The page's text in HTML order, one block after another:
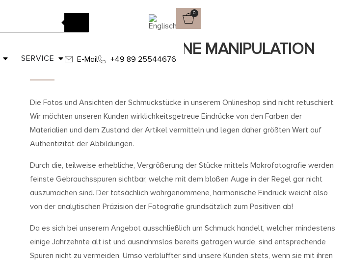
0
SERVICE E-Mail +49 89 25544676
SCHMUCKFOTOS OHNE MANIPULATION
Die Fotos und Ansichten der Schmuckstücke in unserem Onlineshop sind nicht retuschiert.
Wir möchten unseren Kunden wirklichkeitsgetreue Eindrücke von den Farben der
Materialien und dem Zustand der Artikel vermitteln und legen daher größten Wert auf
Authentizität der Abbildungen.
Durch die, teilweise erhebliche, Vergrößerung der Stücke mittels Makrofotografie werden
feinste Gebrauchsspuren sichtbar, welche mit dem bloßen Auge in der Regel gar nicht
auszumachen sind. Der tatsächlich wahrgenommene, harmonische Eindruck weicht also
von der analytischen Präzision der Fotografie grundsätzlich zum Positiven ab!
Da es sich bei unserem Angebot ausschließlich um Schmuck handelt, welcher mindestens
einige Jahrzehnte alt ist und ausnahmslos bereits getragen wurde, sind entsprechende
Spuren nicht zu vermeiden. Umso verblüffter sind unsere Kunden stets, wenn sie mit ihren